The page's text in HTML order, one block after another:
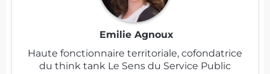
Emilie Agnoux
Haute fonctionnaire territoriale, cofondatrice
du think tank Le Sens du Service Public